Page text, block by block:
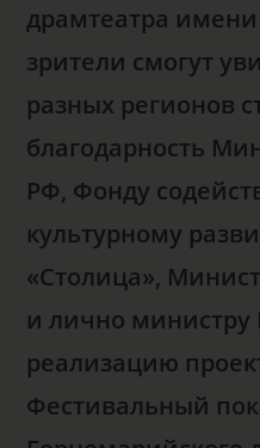
драмтеатра имени
зрители смогут
разных регионов
благодарность
РФ, Фонду
культурному
«Столица»,
и лично
реализацию
Фестивальный